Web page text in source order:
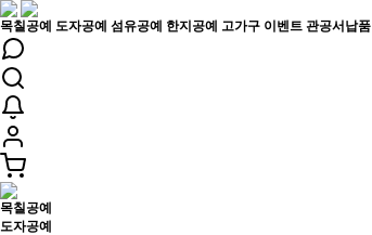
목칠공예 도자공예 섬유공예 한지공예 고가구 이벤트 관공서납품
목칠공예
도자공예